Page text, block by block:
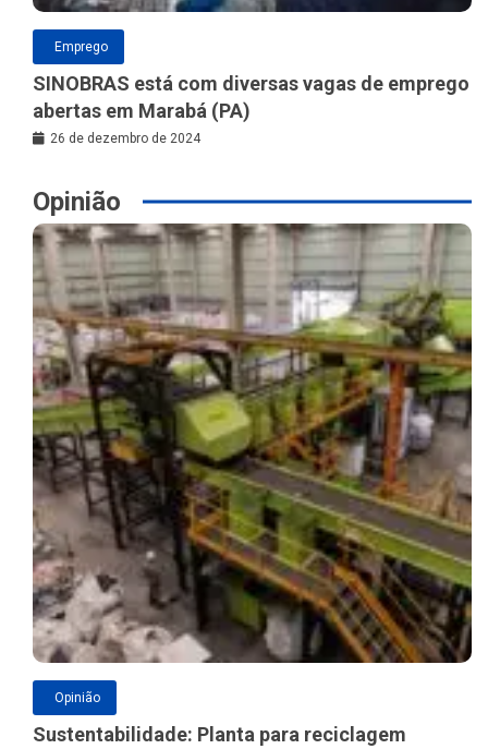
Emprego
SINOBRAS está com diversas vagas de emprego
abertas em Marabá (PA)
26 de dezembro de 2024
Opinião
Opinião
Sustentabilidade: Planta para reciclagem